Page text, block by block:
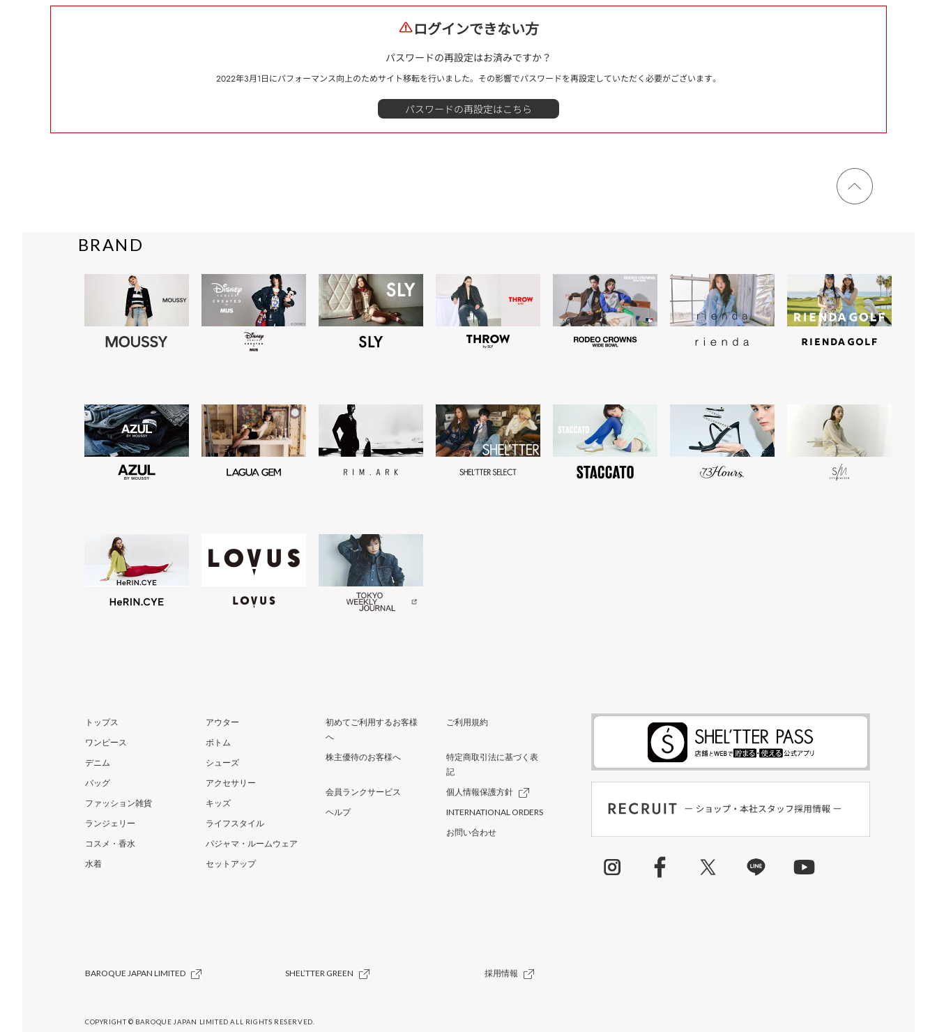
ログインできない方
パスワードの再設定はお済みですか？
2022年3月1日にパフォーマンス向上のためサイト移転を行いました。その影響でパスワードを再設定していただく必要がございます。
ページ
トップ
BRAND
トップス
アウター
ワンピース
ボトム
デニム
シューズ
バッグ
アクセサリー
ファッション雑貨
キッズ
ランジェリー
ライフスタイル
コスメ・香水
パジャマ・ルームウェア
水着
セットアップ
初めてご利用するお客様
へ
ご利用規約
株主優待のお客様へ
特定商取引法に基づく表
記
会員ランクサービス
個人情報保護方針
ヘルプ
INTERNATIONAL ORDERS
お問い合わせ
BAROQUE JAPAN LIMITED SHEL’TTER GREEN 採用情報
COPYRIGHT © BAROQUE JAPAN LIMITED ALL RIGHTS RESERVED.